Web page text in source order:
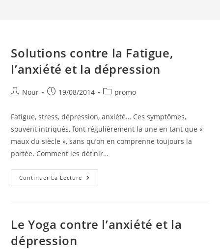
Solutions contre la Fatigue,
l’anxiété et la dépression
Auteur/autrice
la
publication :
Nour
Publication
19/08/2014
Postpromo
Fatigue, stress, dépression, anxiété… Ces symptômes,
souvent intriqués, font régulièrement la une en tant que «
maux du siècle », sans qu’on en comprenne toujours la
portée. Comment les définir…
Continuer La Lecture Solutions
Contre
La
Dépression
Le Yoga contre l’anxiété et la
dépression